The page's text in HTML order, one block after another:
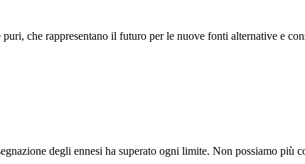
che rappresentano il futuro per le nuove fonti alternative e
degli ennesi ha superato ogni limite. Non possiamo più